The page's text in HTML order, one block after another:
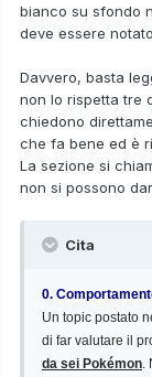
bianco su sfondo
deve essere
Davvero, basta
non lo rispetta tre
chiedono
che fa bene ed è
La sezione si
non si possono
Cita
0.
Un topic postato
di far valutare il
da sei Pokémon.